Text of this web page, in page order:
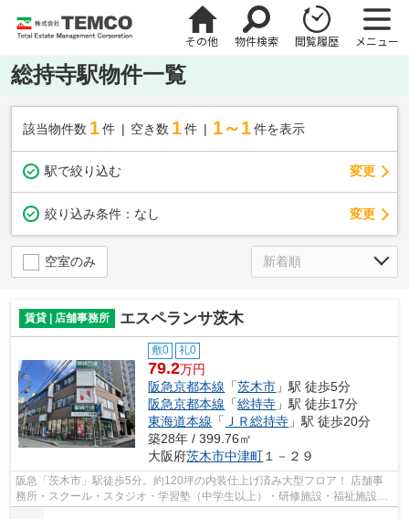
その他 物件検索 閲覧履歴 メニュー
総持寺駅物件一覧
該当物件数 1件 空き数 1 件 1～1 件を表示
駅で絞り込む 変更
絞り込み条件： なし 変更
空室のみ
賃貸 | 店舗事務所 エスペランサ茨木
敷0 礼0
79.2万円
阪急京都本線 「茨木市 」駅 徒歩5分
阪急京都本線 「総持寺 」駅 徒歩17分
東海道本線 「 ＪＲ総持寺 」駅 徒歩20分
築28年 / 399.76㎡
大阪府茨木市中津町 １－２９
阪急「茨木市」駅徒歩5分。約120坪の内装仕上げ済み大型フロア！ 店舗事
務所・スクール・スタジオ・学習塾（中学生以上）・研修施設・福祉施設・
フィットネス・教室・インドアゴルフ...